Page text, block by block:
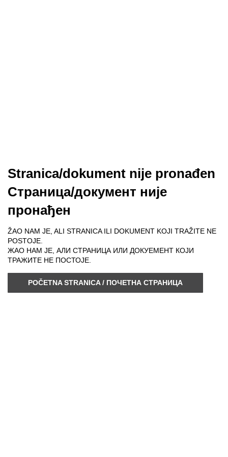
Stranica/dokument nije pronađen
Страница/документ није
пронађен
ŽAO NAM JE, ALI STRANICA ILI DOKUMENT KOJI TRAŽITE NE
POSTOJE.
ЖАО НАМ ЈЕ, АЛИ СТРАНИЦА ИЛИ ДОКУЕМЕНТ КОЈИ
ТРАЖИТЕ НЕ ПОСТОЈЕ.
POČETNA STRANICA / ПОЧЕТНА СТРАНИЦА